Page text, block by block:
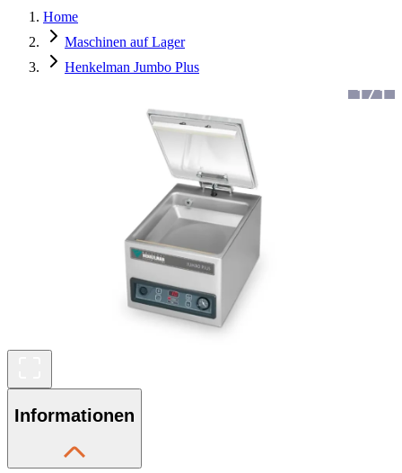
Home
Maschinen auf Lager
Henkelman Jumbo Plus
1/1
Informationen